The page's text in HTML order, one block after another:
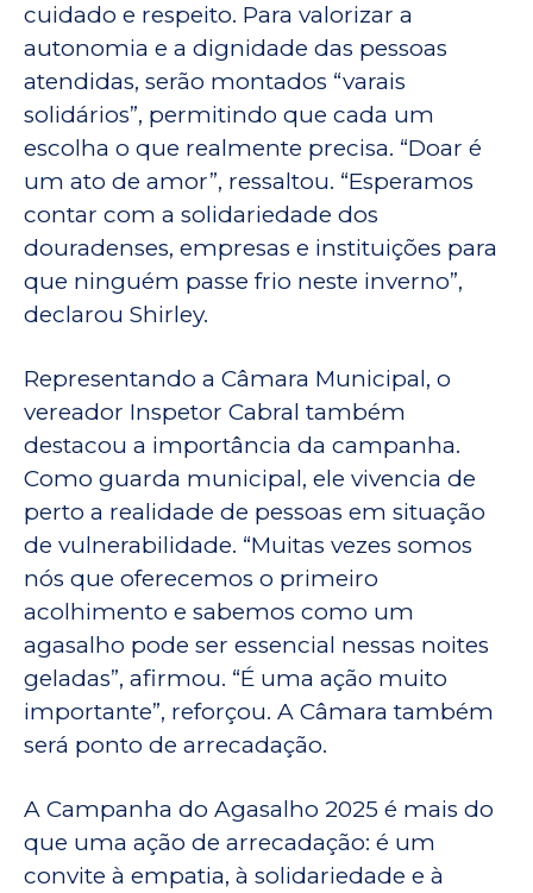
cuidado e respeito. Para valorizar a
autonomia e a dignidade das pessoas
atendidas, serão montados “varais
solidários”, permitindo que cada um
escolha o que realmente precisa. “Doar é
um ato de amor”, ressaltou. “Esperamos
contar com a solidariedade dos
douradenses, empresas e instituições para
que ninguém passe frio neste inverno”,
declarou Shirley.
Representando a Câmara Municipal, o
vereador Inspetor Cabral também
destacou a importância da campanha.
Como guarda municipal, ele vivencia de
perto a realidade de pessoas em situação
de vulnerabilidade. “Muitas vezes somos
nós que oferecemos o primeiro
acolhimento e sabemos como um
agasalho pode ser essencial nessas noites
geladas”, afirmou. “É uma ação muito
importante”, reforçou. A Câmara também
será ponto de arrecadação.
A Campanha do Agasalho 2025 é mais do
que uma ação de arrecadação: é um
convite à empatia, à solidariedade e à